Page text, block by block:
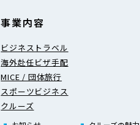
事業内容
ビジネストラベル
海外赴任ビザ手配
MICE / 団体旅行
スポーツビジネス
クルーズ